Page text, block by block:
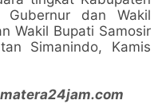
Gubernur dan Wakil
Wakil Bupati Samosir
Simanindo, Kamis